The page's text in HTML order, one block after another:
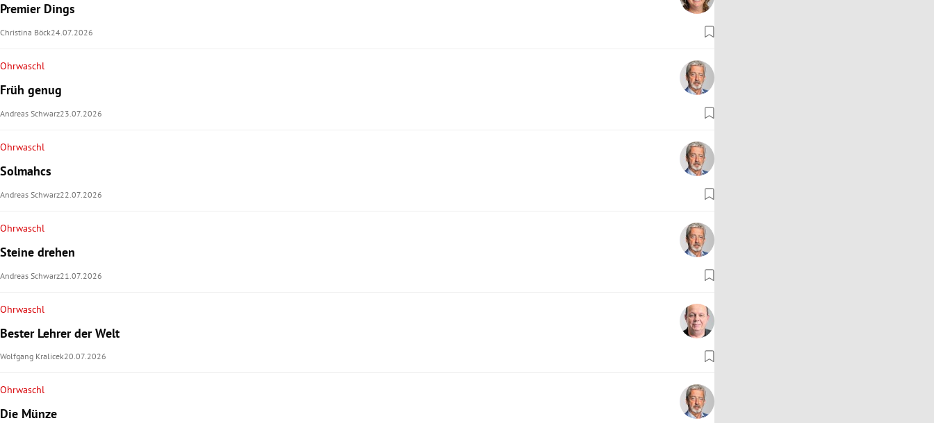
Premier Dings
Christina Böck24.07.2026
Ohrwaschl
Früh genug
Andreas Schwarz23.07.2026
Ohrwaschl
Solmahcs
Andreas Schwarz22.07.2026
Ohrwaschl
Steine drehen
Andreas Schwarz21.07.2026
Ohrwaschl
Bester Lehrer der Welt
Wolfgang Kralicek20.07.2026
Ohrwaschl
Die Münze